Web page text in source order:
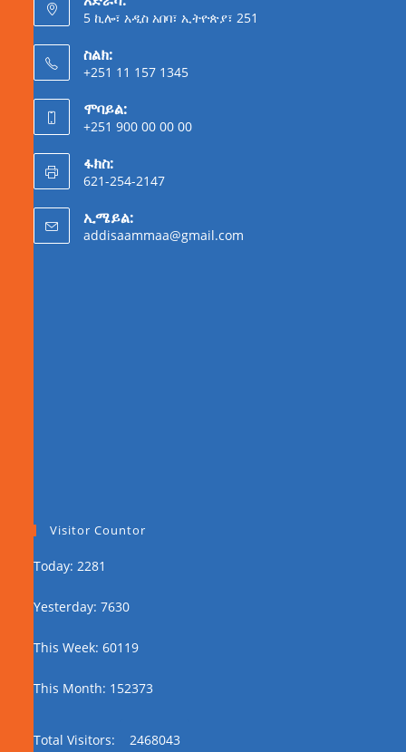
5 ኪሎ፣ አዲስ አበባ፣ ኢትዮጵያ፣ 251
ስልክ:
+251 11 157 1345
ሞባይል:
+251 900 00 00 00
ፋክስ:
621-254-2147
ኢሜይል:
addisaammaa@gmail.com
Visitor Countor
Today: 2281
Yesterday: 7630
This Week: 60119
This Month: 152373
Total Visitors: 2468043